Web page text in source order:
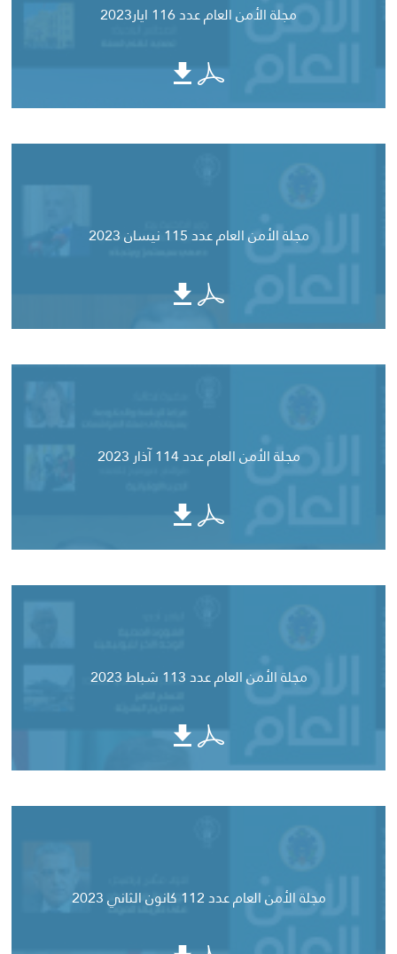
مجلة الأمن العام عدد 116 ايار2023
مجلة الأمن العام عدد 115 نيسان 2023
مجلة الأمن العام عدد 114 آذار 2023
مجلة الأمن العام عدد 113 شباط 2023
مجلة الأمن العام عدد 112 كانون الثاني 2023